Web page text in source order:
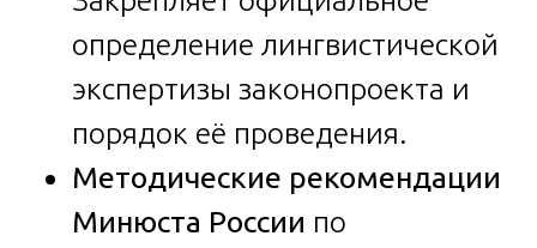
определение лингвистической
экспертизы законопроекта и
порядок её проведения.
Методические рекомендации
Минюста России по